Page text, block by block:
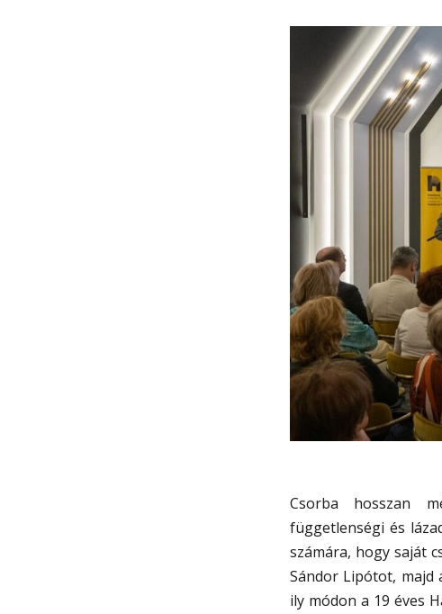
Csorba hosszan
függetlenségi és
számára, hogy saját
Sándor Lipótot, majd
ily módon a 19 éves